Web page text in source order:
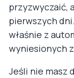
przyzwyczaić,
pierwszych
właśnie z
wyniesionych
Jeśli nie masz